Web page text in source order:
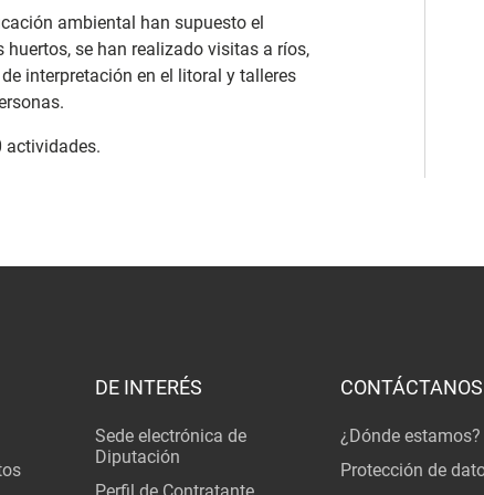
ambiental han supuesto el
se han realizado visitas a ríos,
interpretación en el litoral y talleres
actividades.
DE INTERÉS
Sede electrónica de
Diputación
CONTÁCTANOS
¿Dónde estamos?
Protección de